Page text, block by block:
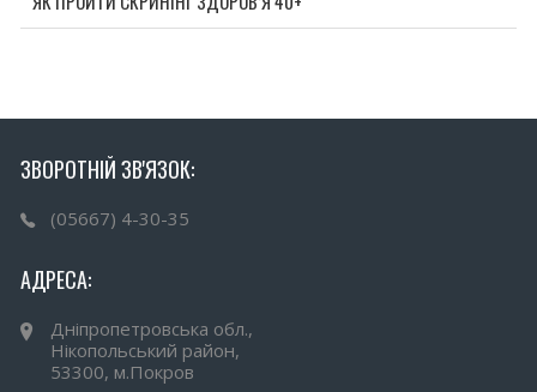
ЗВОРОТНІЙ ЗВ'ЯЗОК:
(05667) 4-30-35
АДРЕСА:
Дніпропетровська обл.,
Нікопольський район,
53300, м.Покров